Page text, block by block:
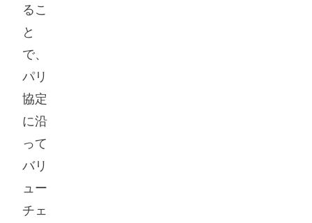
るこ
と
で、
パリ
協定
に沿
って
バリ
ュー
チェ